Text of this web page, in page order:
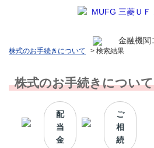
株式のお手続きについて > 検索結果
株式のお手続きについて
配
当
金
ご
相
続